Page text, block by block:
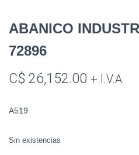
ABANICO
72896
C$ 26,152.00 + I.V.A
A519
Sin existencias